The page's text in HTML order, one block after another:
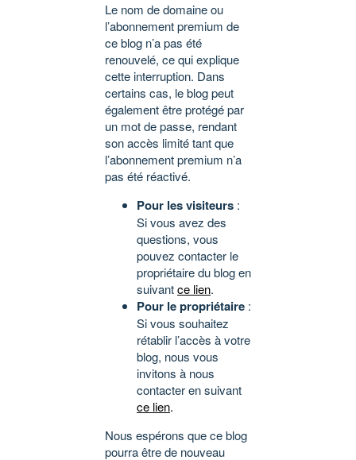
Le nom de domaine ou
l’abonnement premium de
ce blog n’a pas été
renouvelé, ce qui explique
cette interruption. Dans
certains cas, le blog peut
également être protégé par
un mot de passe, rendant
son accès limité tant que
l’abonnement premium n’a
pas été réactivé.
Pour les visiteurs :
Si vous avez des
questions, vous
pouvez contacter le
propriétaire du blog en
suivantce lien.
Pour le propriétaire :
Si vous souhaitez
rétablir l’accès à votre
blog, nous vous
invitons à nous
contacter en suivant
ce lien.
Nous espérons que ce blog
pourra être de nouveau